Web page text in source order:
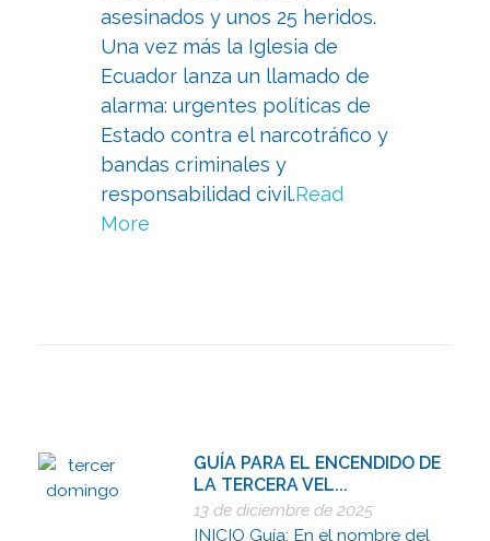
asesinados y unos 25 heridos.
Una vez más la Iglesia de
Ecuador lanza un llamado de
alarma: urgentes políticas de
Estado contra el narcotráfico y
bandas criminales y
responsabilidad civil.Read
More
GUÍA PARA EL ENCENDIDO DE
LA TERCERA VEL...
13 de diciembre de 2025
INICIO Guía: En el nombre del